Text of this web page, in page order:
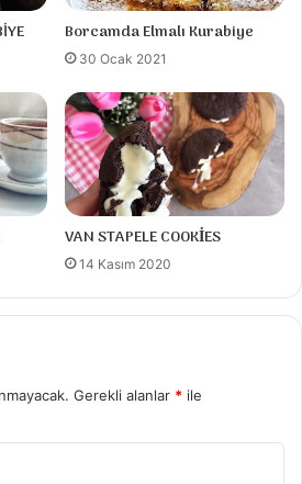
alt üst ayar 180 derecede
KONTROLLÜ pişirilir.
kremalı sandviç bisküvi
içine pudra şekeri ilave edip
sıcak iken bisküvili
bulanır.
bağlı daha küçük
adet sayısını
Borcamda Elmalı Kurabiye
30 Ocak 2021
VAN STAPELE COOKİES
14 Kasım 2020
Gerekli alanlar * ile